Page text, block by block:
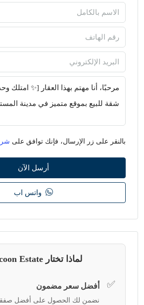
بالنقر على زر الإرسال، فإنك توافق على
أرسل الآن
واتس اب
لماذا تختار Tycoon Estate؟
✅ أفضل سعر مضمون
نضمن لك الحصول على أفضل